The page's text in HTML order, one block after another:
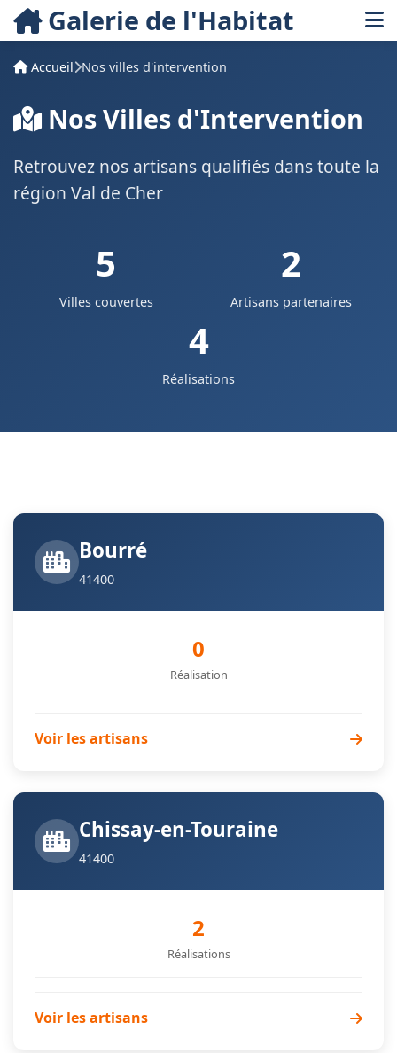
Galerie de l'Habitat
Accueil Nos villes d'intervention
Nos Villes d'Intervention
Retrouvez nos artisans qualifiés dans toute la
région Val de Cher
5
Villes couvertes
2
Artisans partenaires
4
Réalisations
Bourré
41400
0
Réalisation
Voir les artisans
Chissay-en-Touraine
41400
2
Réalisations
Voir les artisans